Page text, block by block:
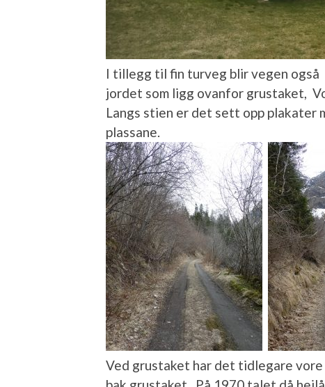
I tillegg til fin turveg blir vegen
jordet som ligg ovanfor grustaket,
Langs stien er det sett opp plakater
plassane.
Ved grustaket har det tidlegare